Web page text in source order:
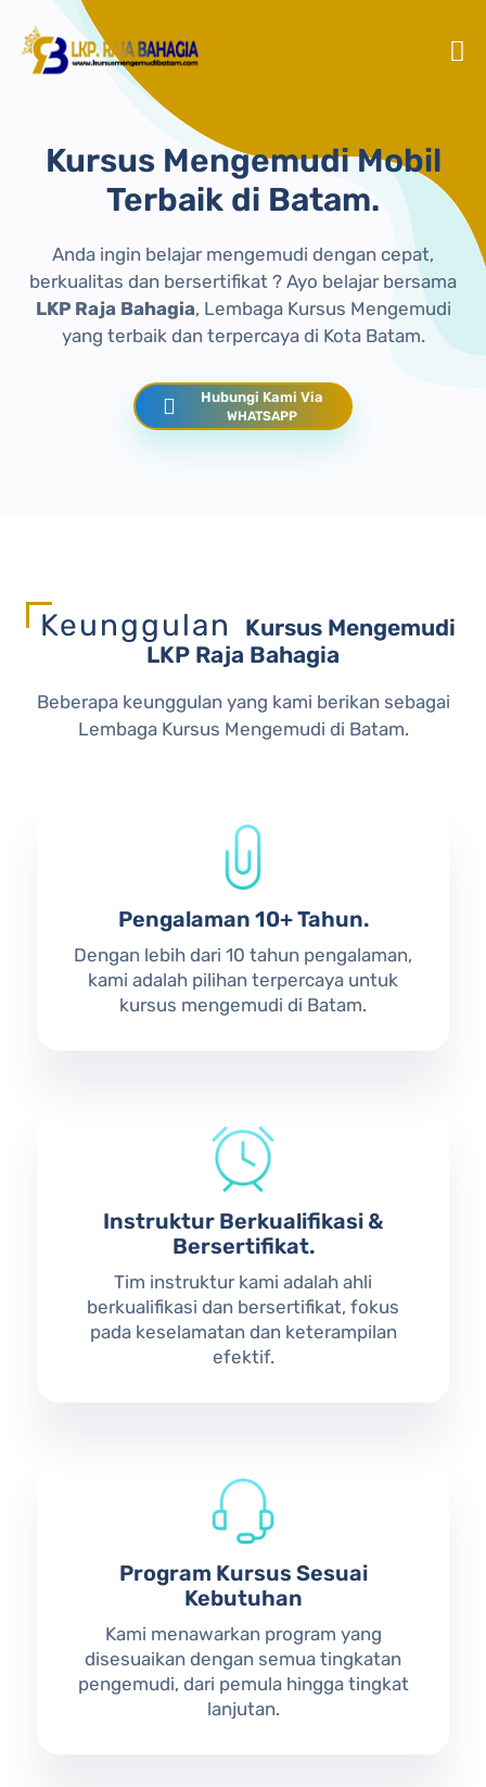
Langsung ke konten utama
Kursus Mengemudi Mobil
Terbaik di Batam.
Anda ingin belajar mengemudi dengan cepat,
berkualitas dan bersertifikat ? Ayo belajar bersama
LKP Raja Bahagia, Lembaga Kursus Mengemudi
yang terbaik dan terpercaya di Kota Batam.
Hubungi Kami Via
WHATSAPP
Keunggulan
Kursus Mengemudi
LKP Raja Bahagia
Beberapa keunggulan yang kami berikan sebagai
Lembaga Kursus Mengemudi di Batam.
Pengalaman 10+ Tahun.
Dengan lebih dari 10 tahun pengalaman,
kami adalah pilihan terpercaya untuk
kursus mengemudi di Batam.
Instruktur Berkualifikasi &
Bersertifikat.
Tim instruktur kami adalah ahli
berkualifikasi dan bersertifikat, fokus
pada keselamatan dan keterampilan
efektif.
Program Kursus Sesuai
Kebutuhan
Kami menawarkan program yang
disesuaikan dengan semua tingkatan
pengemudi, dari pemula hingga tingkat
lanjutan.